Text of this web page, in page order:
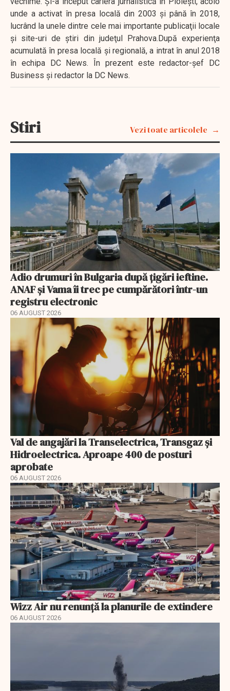
unde a activat în presa locală din 2003 şi până în 2018,
lucrând la unele dintre cele mai importante publicaţii locale
şi site-uri de ştiri din judeţul Prahova.După experienţa
acumulată în presa locală şi regională, a intrat în anul 2018
în echipa DC News. În prezent este redactor-şef DC
Business şi redactor la DC News.
Stiri Vezi toate articolele
Adio drumuri în Bulgaria după țigări ieftine.
ANAF și Vama îi trec pe cumpărători într-un
registru electronic
06 AUGUST 2026
Val de angajări la Transelectrica, Transgaz și
Hidroelectrica. Aproape 400 de posturi
aprobate
06 AUGUST 2026
Wizz Air nu renunță la planurile de extindere
06 AUGUST 2026